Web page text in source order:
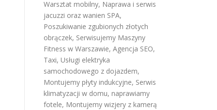
Warsztat mobilny, Naprawa i serwis
jacuzzi oraz wanien SPA,
Poszukiwanie zgubionych złotych
obrączek, Serwisujemy Maszyny
Fitness w Warszawie, Agencja SEO,
Taxi, Usługi elektryka
samochodowego z dojazdem,
Montujemy płyty indukcyjne, Serwis
klimatyzacji w domu, naprawiamy
fotele, Montujemy wizjery z kamerą